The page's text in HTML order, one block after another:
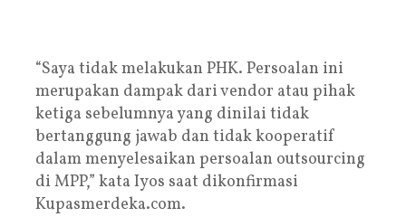
“Saya tidak melakukan PHK. Persoalan ini
merupakan dampak dari vendor atau pihak
ketiga sebelumnya yang dinilai tidak
bertanggung jawab dan tidak kooperatif
dalam menyelesaikan persoalan outsourcing
di MPP,” kata Iyos saat dikonfirmasi
Kupasmerdeka.com.